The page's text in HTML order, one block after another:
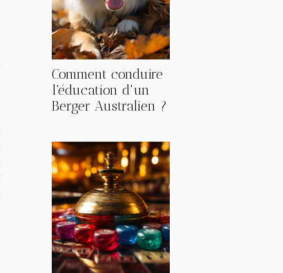
Comment conduire
l'éducation d'un
Berger Australien ?